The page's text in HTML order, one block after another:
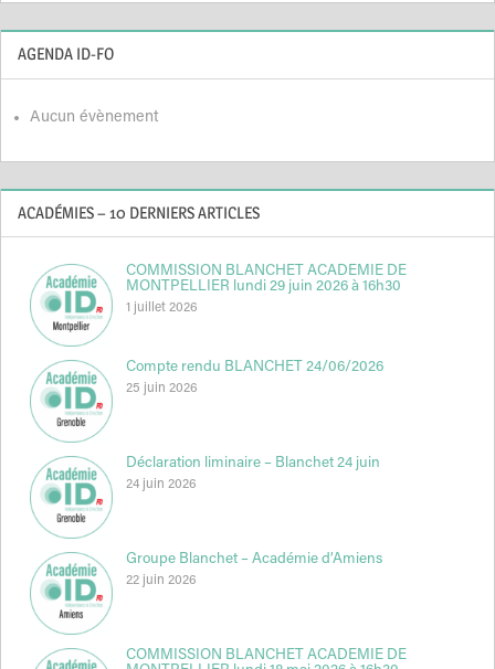
AGENDA ID-FO
Aucun évènement
ACADÉMIES – 10 DERNIERS ARTICLES
COMMISSION BLANCHET ACADEMIE DE
MONTPELLIER lundi 29 juin 2026 à 16h30
1 juillet 2026
Compte rendu BLANCHET 24/06/2026
25 juin 2026
Déclaration liminaire – Blanchet 24 juin
24 juin 2026
Groupe Blanchet – Académie d’Amiens
22 juin 2026
COMMISSION BLANCHET ACADEMIE DE